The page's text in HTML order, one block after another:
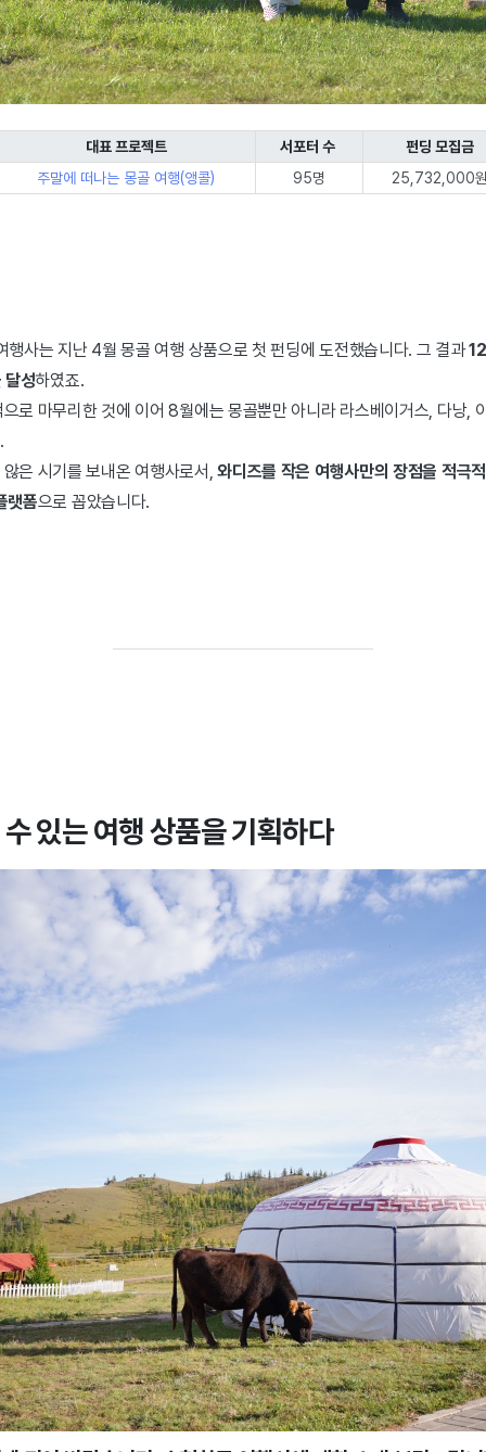
대표 프로젝트 서포터 수
펀딩 모집금
주말에 떠나는 몽골 여행(앵콜)
95명 25,732,000
행사는 지난 4월 몽골 여행 상품으로 첫 펀딩에 도전했습니다. 그 결과
달성하였죠.
로 마무리한 것에 이어 8월에는 몽골뿐만 아니라 라스베이거스, 다낭,
은 시기를 보내온 여행사로서,와디즈를 작은 여행사만의 장점을 적극
랫폼으로 꼽았습니다.
있는 여행 상품을 기획하다